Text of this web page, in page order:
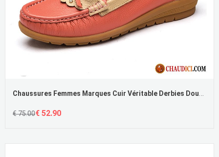
Chaussures Femmes Marques Cuir Véritable Derbies Doux Chaussures De Conduite Talons Compensés Soldes
€ 75.00€ 52.90